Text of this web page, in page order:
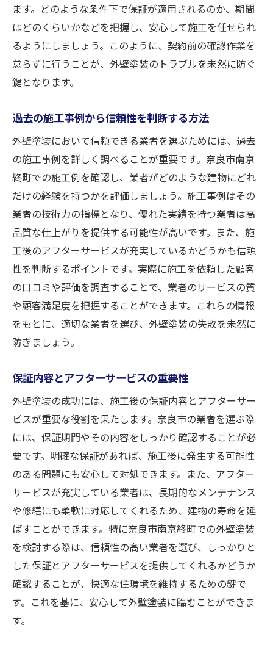
ます。どのような条件下で保証が適用されるのか、期間
はどのくらいかなどを把握し、安心して施工を任せられ
るようにしましょう。このように、契約前の確認作業を
怠らずに行うことが、外壁塗装のトラブルを未然に防ぐ
鍵となります。
過去の施工事例から信頼性を判断する方法
外壁塗装において信頼できる業者を選ぶためには、過去
の施工事例を詳しく調べることが重要です。奈良市南京
終町での施工例を確認し、業者がどのような建物にどれ
だけの経験を持つかを評価しましょう。施工事例はその
業者の技術力の指標となり、優れた実績を持つ業者は高
品質な仕上がりを提供する可能性が高いです。また、施
工後のアフターサービスが充実しているかどうかも信頼
性を判断するポイントです。実際に施工を依頼した顧客
の口コミや評価を調査することで、業者のサービスの質
や顧客満足度を把握することができます。これらの情報
をもとに、適切な業者を選び、外壁塗装の失敗を未然に
防ぎましょう。
保証内容とアフターサービスの重要性
外壁塗装の成功には、施工後の保証内容とアフターサー
ビスが重要な役割を果たします。奈良市の業者を選ぶ際
には、保証期間やその内容をしっかり確認することが必
要です。明確な保証があれば、施工後に発生する可能性
のある問題にも安心して対処できます。また、アフター
サービスが充実している業者は、長期的なメンテナンス
や修繕にも柔軟に対応してくれるため、建物の寿命を延
ばすことができます。特に奈良市南京終町での外壁塗装
を検討する際は、信頼性の高い業者を選び、しっかりと
した保証とアフターサービスを提供してくれるかどうか
確認することが、快適な住環境を維持するための鍵で
す。これを基に、安心して外壁塗装に臨むことができま
す。